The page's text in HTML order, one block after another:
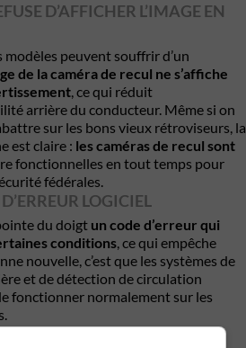
D’AFFICHER L’IMAGE EN
modèles peuvent souffrir d’un
de la caméra de recul ne s’affiche
, ce qui réduit
arrière du conducteur. Même si on
sur les bons vieux rétroviseurs, la
est claire : les caméras de recul sont
fonctionnelles en tout temps pour
fédérales.
LOGICIEL
du doigt un code d’erreur qui
conditions, ce qui empêche
nouvelle, c’est que les systèmes de
et de détection de circulation
fonctionner normalement sur les
CONCERNÉS